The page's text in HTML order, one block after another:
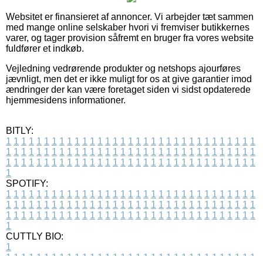
Websitet er finansieret af annoncer. Vi arbejder tæt sammen
med mange online selskaber hvori vi fremviser butikkernes
varer, og tager provision såfremt en bruger fra vores website
fuldfører et indkøb.
Vejledning vedrørende produkter og netshops ajourføres
jævnligt, men det er ikke muligt for os at give garantier imod
ændringer der kan være foretaget siden vi sidst opdaterede
hjemmesidens informationer.
BITLY:
1 1 1 1 1 1 1 1 1 1 1 1 1 1 1 1 1 1 1 1 1 1 1 1 1 1 1 1 1 1 1 1 1
1 1 1 1 1 1 1 1 1 1 1 1 1 1 1 1 1 1 1 1 1 1 1 1 1 1 1 1 1 1 1 1 1
1 1 1 1 1 1 1 1 1 1 1 1 1 1 1 1 1 1 1 1 1 1 1 1 1 1 1 1 1 1 1 1 1
1
SPOTIFY:
1 1 1 1 1 1 1 1 1 1 1 1 1 1 1 1 1 1 1 1 1 1 1 1 1 1 1 1 1 1 1 1 1
1 1 1 1 1 1 1 1 1 1 1 1 1 1 1 1 1 1 1 1 1 1 1 1 1 1 1 1 1 1 1 1 1
1 1 1 1 1 1 1 1 1 1 1 1 1 1 1 1 1 1 1 1 1 1 1 1 1 1 1 1 1 1 1 1 1
1
CUTTLY BIO:
1